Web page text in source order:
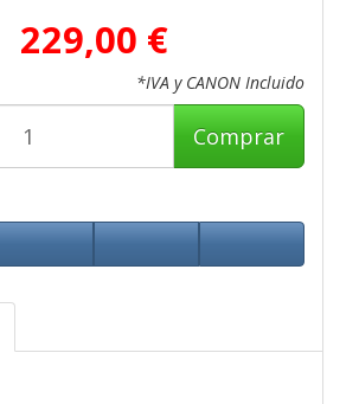
229,00 €
*IVA y CANON Incluido
Comprar